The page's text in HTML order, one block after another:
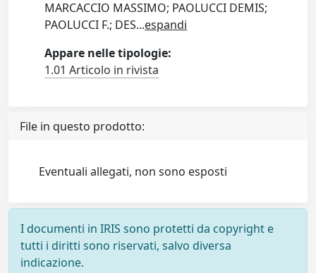
MARCACCIO MASSIMO; PAOLUCCI DEMIS;
PAOLUCCI F.; DES...espandi
Appare nelle tipologie:
1.01 Articolo in rivista
File in questo prodotto:
Eventuali allegati, non sono esposti
I documenti in IRIS sono protetti da copyright e
tutti i diritti sono riservati, salvo diversa
indicazione.